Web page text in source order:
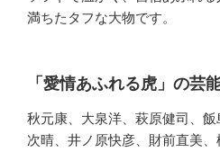
満ちたタフな大物です。
「愛情あふれる虎」の芸
秋元康、大泉洋、萩原健司、
次晴、井ノ原快彦、財前直美